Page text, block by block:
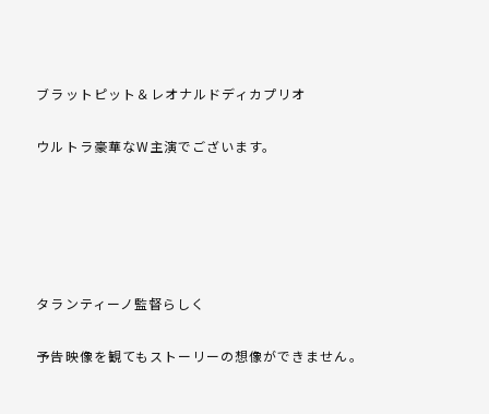
ブラットピット＆レオナルドディカプリオ
ウルトラ豪華なW主演でございます。
タランティーノ監督らしく
予告映像を観てもストーリーの想像ができません。